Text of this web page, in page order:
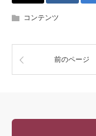
コンテンツ
前のページ